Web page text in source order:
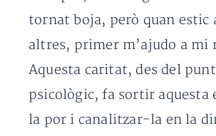
tornat boja, però quan estic
altres, primer m’ajudo a mi
Aquesta caritat, des del
psicològic, fa sortir aquesta
la por i canalitzar-la en la